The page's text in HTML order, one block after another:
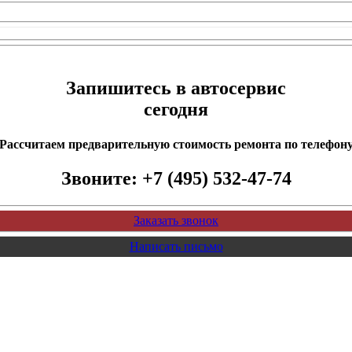
Запишитесь в автосервис
сегодня
Рассчитаем предварительную стоимость ремонта по
Звоните: +7 (495) 532-47-74
Заказать звонок
Написать письмо